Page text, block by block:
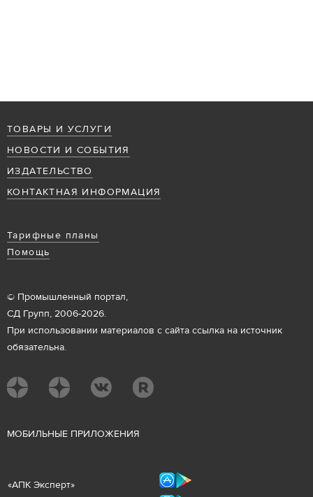
ТОВАРЫ И УСЛУГИ
НОВОСТИ И СОБЫТИЯ
ИЗДАТЕЛЬСТВО
КОНТАКТНАЯ ИНФОРМАЦИЯ
Тарифные планы
Помощь
© Промышленный портал,
СД Групп, 2006-2026.
При использовании материалов с сайта ссылка на источник
обязательна.
МОБИЛЬНЫЕ ПРИЛОЖЕНИЯ
«АПК Эксперт»